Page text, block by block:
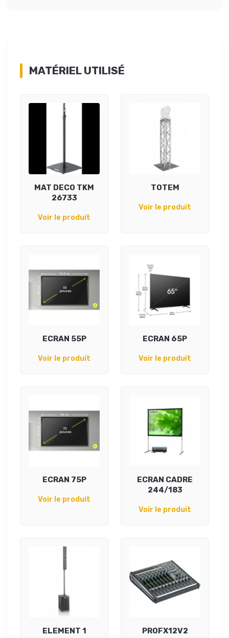
MATÉRIEL UTILISÉ
MAT DECO TKM
26733
Voir le produit
TOTEM
Voir le produit
ECRAN 55P
Voir le produit
ECRAN 65P
Voir le produit
ECRAN 75P
Voir le produit
ECRAN CADRE
244/183
Voir le produit
ELEMENT 1 PROFX12V2